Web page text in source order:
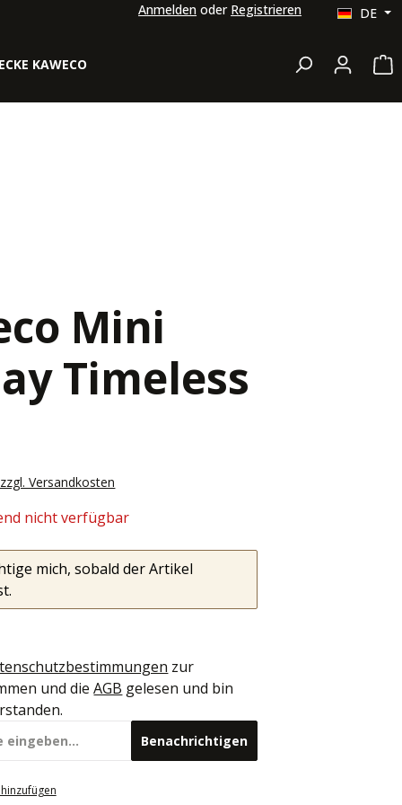
Anmelden oder Registrieren DE
KAWECO
Mini
Timeless
Versandkosten
nicht verfügbar
mich, sobald der Artikel
zur
und dieAGB gelesen und bin
Benachrichtigen